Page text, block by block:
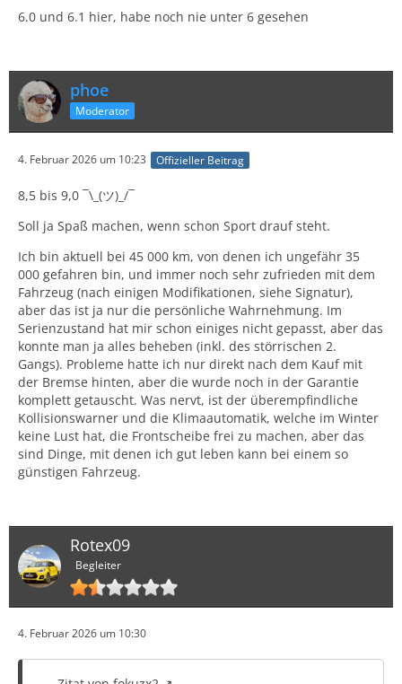
6.0 und 6.1 hier, habe noch nie unter 6 gesehen
phoe
Moderator
4. Februar 2026 um 10:23 Offizieller Beitrag
8,5 bis 9,0 ¯\_(ツ)_/¯
Soll ja Spaß machen, wenn schon Sport drauf steht.
Ich bin aktuell bei 45 000 km, von denen ich ungefähr 35
000 gefahren bin, und immer noch sehr zufrieden mit dem
Fahrzeug (nach einigen Modifikationen, siehe Signatur),
aber das ist ja nur die persönliche Wahrnehmung. Im
Serienzustand hat mir schon einiges nicht gepasst, aber das
konnte man ja alles beheben (inkl. des störrischen 2.
Gangs). Probleme hatte ich nur direkt nach dem Kauf mit
der Bremse hinten, aber die wurde noch in der Garantie
komplett getauscht. Was nervt, ist der überempfindliche
Kollisionswarner und die Klimaautomatik, welche im Winter
keine Lust hat, die Frontscheibe frei zu machen, aber das
sind Dinge, mit denen ich gut leben kann bei einem so
günstigen Fahrzeug.
Rotex09
Begleiter
4. Februar 2026 um 10:30